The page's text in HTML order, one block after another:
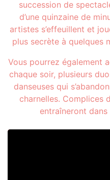
succession de
d’une quinzaine de
artistes s’effeuillent et
plus secrète à quelques
Vous pourrez également
chaque soir, plusieurs
danseuses qui
charnelles. Complices
entraîneront dans